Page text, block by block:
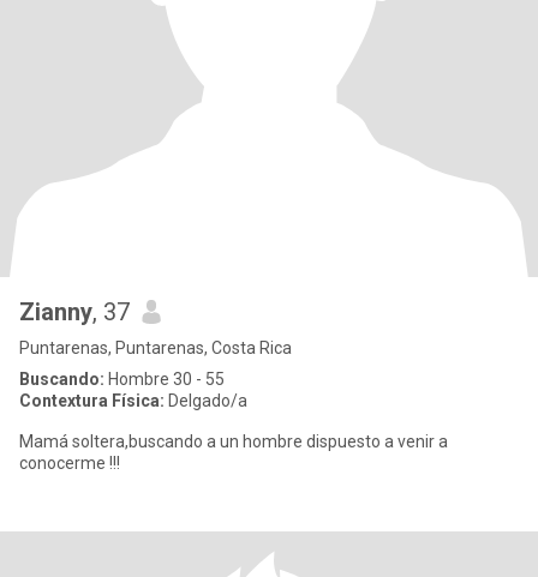
Zianny, 37
Puntarenas, Puntarenas, Costa Rica
Buscando: Hombre 30 - 55
Contextura Física: Delgado/a
Mamá soltera,buscando a un hombre dispuesto a venir a
conocerme !!!